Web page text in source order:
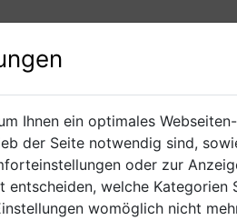
Kräftige Brotscheiben schneiden
temperierten Johanniter oder
Gaumentanz.
Ihnen ein optimales
der Seite notwendig sind,
oder zur
entscheiden, welche
womöglich nicht